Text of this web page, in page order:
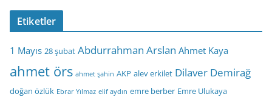
Etiketler
1 Mayıs 28 şubat Abdurrahman Arslan Ahmet Kaya
ahmet örs ahmet şahin AKP alev erkilet Dilaver Demirağ
doğan özlük Ebrar Yılmaz elif aydın emre berber Emre Ulukaya